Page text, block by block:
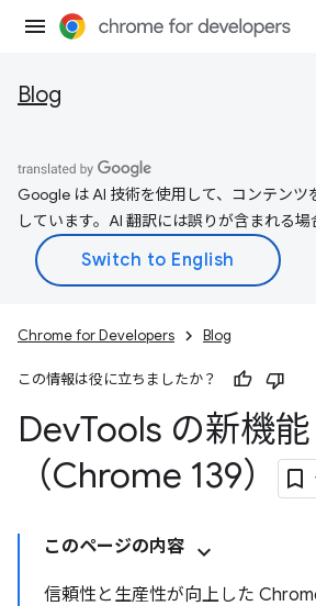
Blog
Google は AI 技術を使用して、コンテンツ
しています。AI 翻訳には誤りが含まれる場
Chrome for Developers Blog
この情報は役に立ちましたか？
DevTools の新機能
（Chrome 139）
このページの内容
信頼性と生産性が向上した